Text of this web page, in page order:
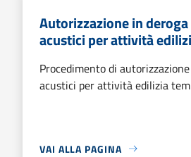
Autorizzazione in
acustici per attività
Procedimento di
acustici per attività edilizia
VAI ALLA PAGINA